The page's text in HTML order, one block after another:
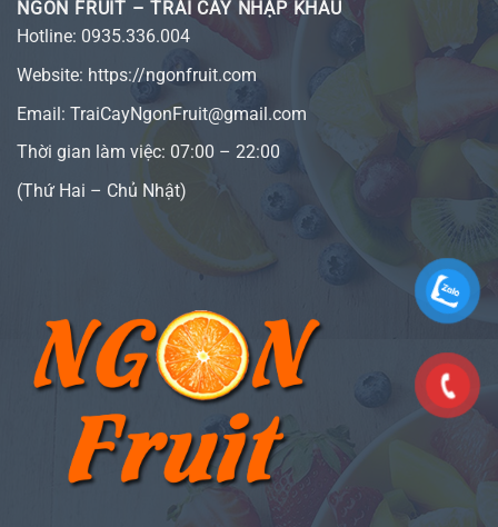
NGON FRUIT – TRÁI CÂY NHẬP KHẨU
Hotline: 0935.336.004
Website: https://ngonfruit.com
Email: TraiCayNgonFruit@gmail.com
Thời gian làm việc: 07:00 – 22:00
(Thứ Hai – Chủ Nhật)